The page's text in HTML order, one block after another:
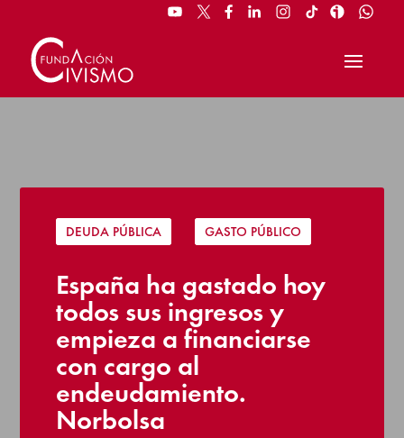
DEUDA PÚBLICA GASTO PÚBLICO
España ha gastado hoy
todos sus ingresos y
empieza a financiarse
con cargo al
endeudamiento.
Norbolsa